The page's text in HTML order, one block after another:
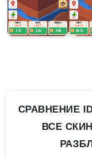
СРАВНЕНИЕ
ВСЕ